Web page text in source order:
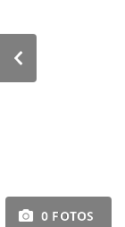
0 FOTOS